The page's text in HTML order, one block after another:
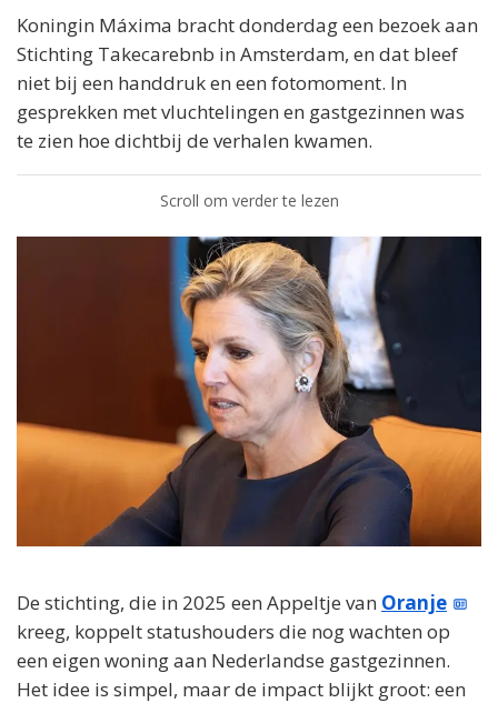
Koningin Máxima bracht donderdag een bezoek aan
Stichting Takecarebnb in Amsterdam, en dat bleef
niet bij een handdruk en een fotomoment. In
gesprekken met vluchtelingen en gastgezinnen was
te zien hoe dichtbij de verhalen kwamen.
Scroll om verder te lezen
De stichting, die in 2025 een Appeltje van Oranje
kreeg, koppelt statushouders die nog wachten op
een eigen woning aan Nederlandse gastgezinnen.
Het idee is simpel, maar de impact blijkt groot: een